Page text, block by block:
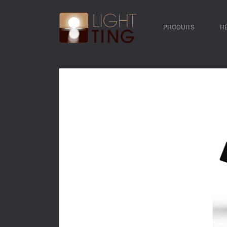
PRODUITS